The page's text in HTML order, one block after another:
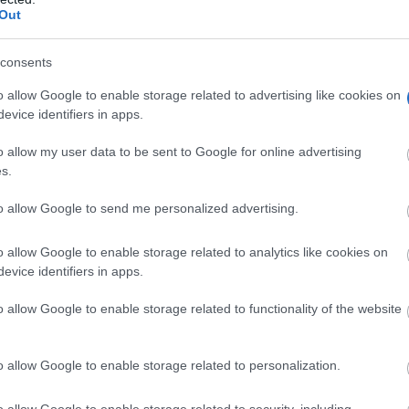
allow Google to enable storage related to advertising like cookies on
identifiers in apps.
allow my user data to be sent to Google for online advertising
allow Google to send me personalized advertising.
allow Google to enable storage related to analytics like cookies on
identifiers in apps.
allow Google to enable storage related to functionality of the website
allow Google to enable storage related to personalization.
de Santa Clara de la Concepción en Manila, que